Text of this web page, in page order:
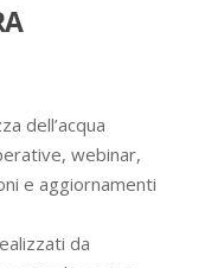
dell’acqua
webinar,
e aggiornamenti
da